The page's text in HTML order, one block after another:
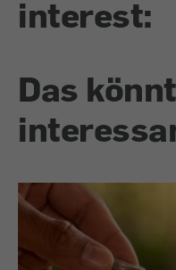
interest:
Das